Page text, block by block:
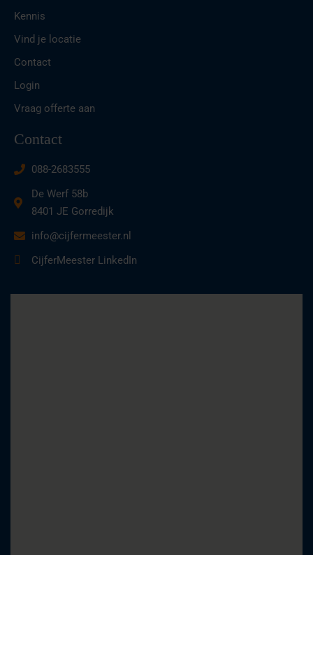
Kennis
Vind je locatie
Contact
Login
Vraag offerte aan
Contact
088-2683555
De Werf 58b
8401 JE Gorredijk
info@cijfermeester.nl
CijferMeester LinkedIn